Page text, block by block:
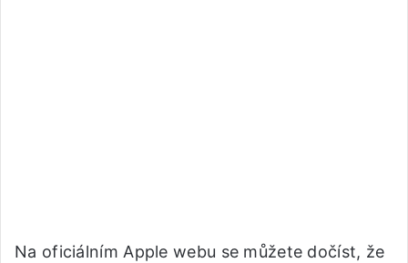
Na oficiálním Apple webu se můžete dočíst, že